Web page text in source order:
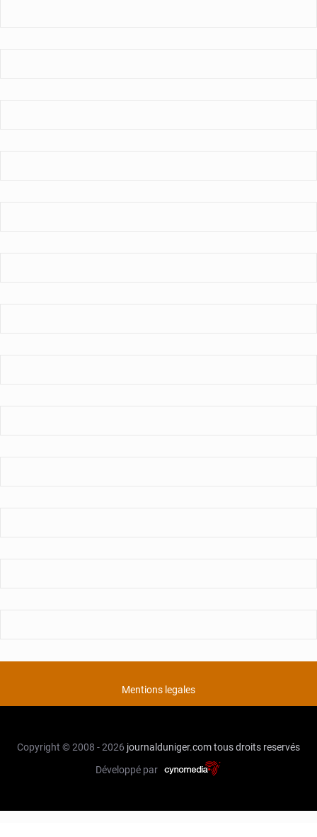
Mentions legales
Copyright © 2008 - 2026 journalduniger.comtous droits reservés
Développé par